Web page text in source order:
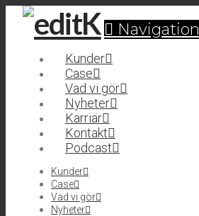
Navigation
Kunder
Case
Vad vi gör
Nyheter
Karriär
Kontakt
Podcast
Kunder
Case
Vad vi gör
Nyheter